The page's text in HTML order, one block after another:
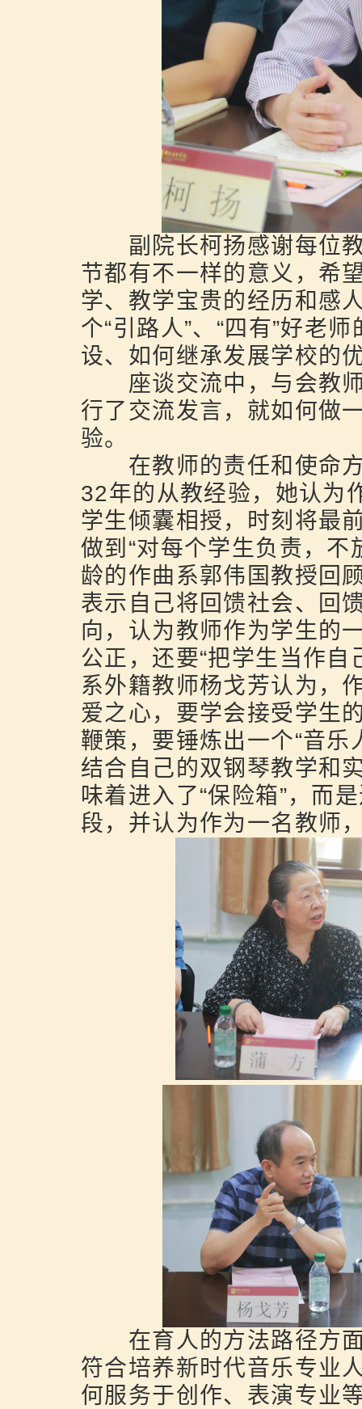
副院长柯扬感谢每位教
节都有不一样的意义，希
学、教学宝贵的经历和感
个“引路人”、“四有”好老
设、如何继承发展学校的
座谈交流中，与会教师
行了交流发言，就如何做
验。
在教师的责任和使命方
32年的从教经验，她认为
学生倾囊相授，时刻将最
做到“对每个学生负责，
龄的作曲系郭伟国教授回
表示自己将回馈社会、回
向，认为教师作为学生的
公正，还要“把学生当作
系外籍教师杨戈芳认为，
爱之心，要学会接受学生
鞭策，要锤炼出一个“音
结合自己的双钢琴教学和
味着进入了“保险箱”，而
段，并认为作为一名教师
在育人的方法路径方面
符合培养新时代音乐专业
何服务于创作、表演专业